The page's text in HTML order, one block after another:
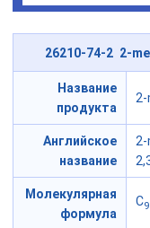
26210-74-2 2-
Название
продукта
Английское
название
Молекулярная
формула
C9